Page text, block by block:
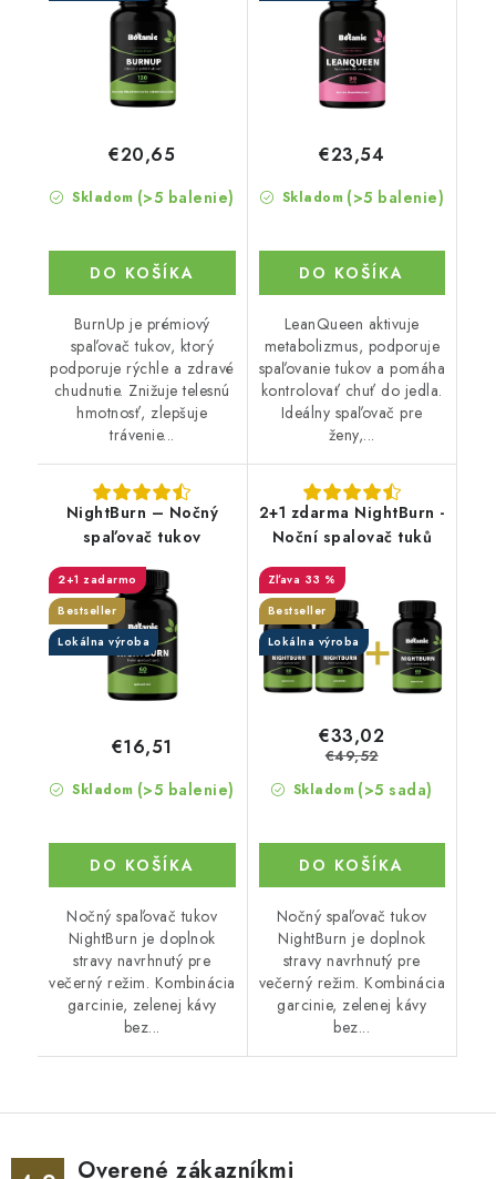
Skladom (>5 balenie)
€20,65
DO KOŠÍKA
BurnUp je prémiový
spaľovač tukov, ktorý
podporuje rýchle a zdravé
chudnutie. Znižuje telesnú
hmotnosť, zlepšuje
trávenie...
Skladom (>5 balenie)
€23,54
DO KOŠÍKA
LeanQueen aktivuje
metabolizmus, podporuje
spaľovanie tukov a pomáha
kontrolovať chuť do jedla.
Ideálny spaľovač pre
ženy,...
NightBurn – Nočný
spaľovač tukov
2+1 zadarmo
Bestseller
Lokálna výroba
Skladom (>5 balenie)
€16,51
DO KOŠÍKA
Nočný spaľovač tukov
NightBurn je doplnok
stravy navrhnutý pre
večerný režim. Kombinácia
garcinie, zelenej kávy
bez...
2+1 zdarma NightBurn -
Noční spalovač tuků
33 %
Bestseller
Lokálna výroba
Skladom (>5 sada)
€33,02
€49,52
DO KOŠÍKA
Nočný spaľovač tukov
NightBurn je doplnok
stravy navrhnutý pre
večerný režim. Kombinácia
garcinie, zelenej kávy
bez...
Overené zákazníkmi